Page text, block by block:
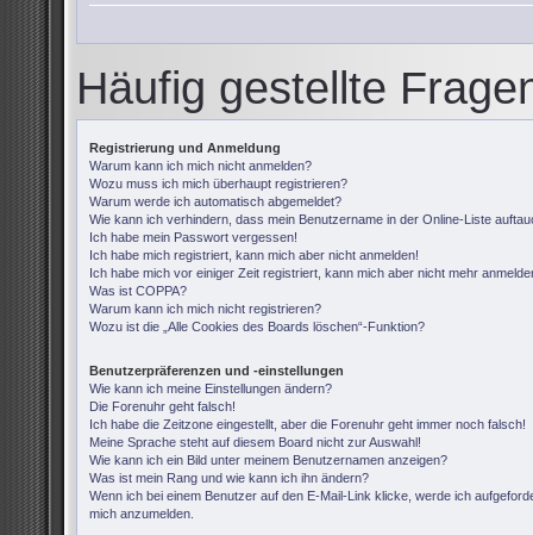
Häufig gestellte
Registrierung und Anmeldung
Warum kann ich mich nicht anmelden?
Wozu muss ich mich überhaupt registrieren?
Warum werde ich automatisch abgemeldet?
Wie kann ich verhindern, dass mein Benutzername in der Online-Liste
Ich habe mein Passwort vergessen!
Ich habe mich registriert, kann mich aber nicht anmelden!
Ich habe mich vor einiger Zeit registriert, kann mich aber nicht mehr
Was ist COPPA?
Warum kann ich mich nicht registrieren?
Wozu ist die „Alle Cookies des Boards löschen“-Funktion?
Benutzerpräferenzen und -einstellungen
Wie kann ich meine Einstellungen ändern?
Die Forenuhr geht falsch!
Ich habe die Zeitzone eingestellt, aber die Forenuhr geht immer noch falsch!
Meine Sprache steht auf diesem Board nicht zur Auswahl!
Wie kann ich ein Bild unter meinem Benutzernamen anzeigen?
Was ist mein Rang und wie kann ich ihn ändern?
Wenn ich bei einem Benutzer auf den E-Mail-Link klicke, werde ich
mich anzumelden.